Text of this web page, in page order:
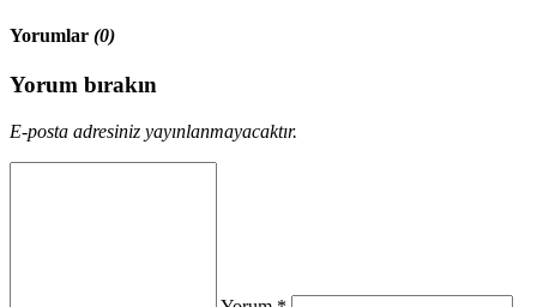
Yorumlar (0)
Yorum bırakın
E-posta adresiniz yayınlanmayacaktır.